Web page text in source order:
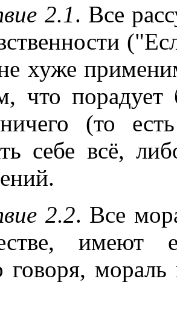
2.1. Все
хуже
что
(то
себе всё,
2.2. Все
имеют
говоря,